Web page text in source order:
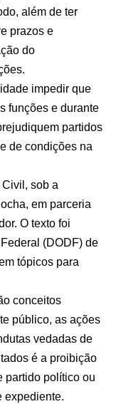
além de ter
prazos e
do
impedir que
funções e durante
partidos
de condições na
sob a
em parceria
O texto foi
(DODF) de
tópicos para
conceitos
público, as ações
vedadas de
é a proibição
partido político ou
expediente.